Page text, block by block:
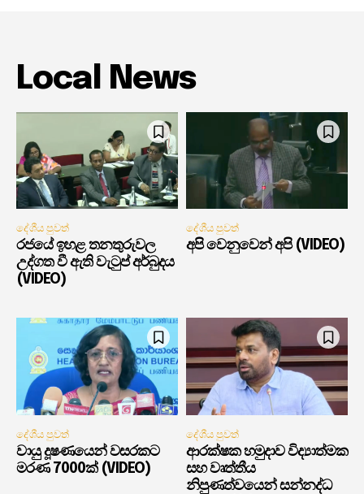
Local News
දේශීය පුවත්
රජයේ ඉහළ තනතුරුවල
උද්ගත වී ඇති වැටුප් අර්බුදය
(VIDEO)
දේශීය පුවත්
අපි වෙනුවෙන් අපි (VIDEO)
දේශීය පුවත්
වායු දූෂණයෙන් වසරකට
මරණ 7000ක් (VIDEO)
දේශීය පුවත්
ආරක්ෂක හමුදාව විද්‍යාත්මක
සහ වෘත්තීය
නිපුණත්වයෙන් සන්නද්ධ